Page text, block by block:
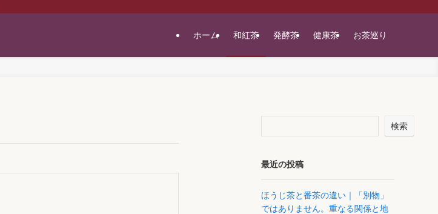
ホーム 和紅茶 発酵茶 健康茶 お茶巡り
検索
最近の投稿
ほうじ茶と番茶の違い｜「別物」
ではありません。重なる関係と地